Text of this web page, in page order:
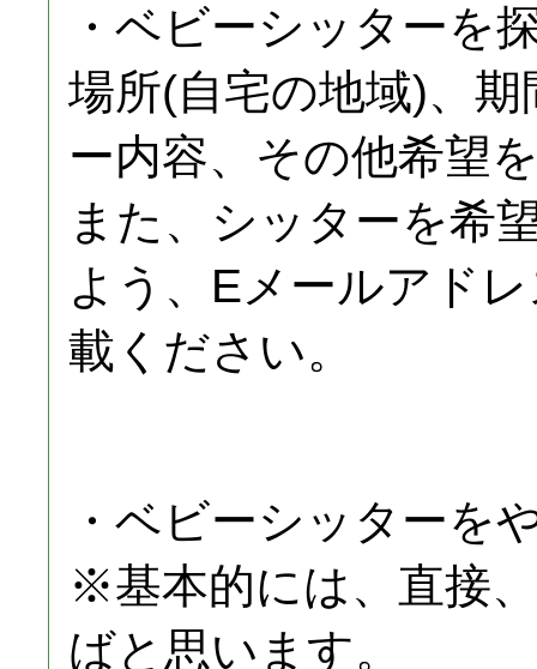
・ベビーシッターを
場所(自宅の地域)、
ー内容、その他希望
また、シッターを希
よう、Eメールアド
載ください。
・ベビーシッターを
※基本的には、直接
ばと思います。